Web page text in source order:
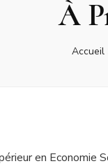
À
Accueil
en Economie